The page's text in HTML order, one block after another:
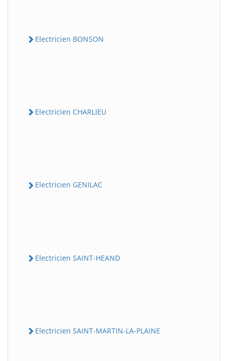
Electricien BONSON
Electricien CHARLIEU
Electricien GENILAC
Electricien SAINT-HEAND
Electricien SAINT-MARTIN-LA-PLAINE